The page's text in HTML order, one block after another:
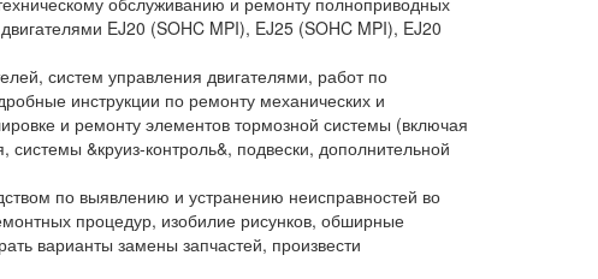
EJ20 (SOHC MPI), EJ25 (SOHC MPI), EJ20
систем управления двигателями, работ по
инструкции по ремонту механических и
и ремонту элементов тормозной системы (включая
&круиз-контроль&, подвески, дополнительной
по выявлению и устранению неисправностей во
процедур, изобилие рисунков, обширные
варианты замены запчастей, произвести